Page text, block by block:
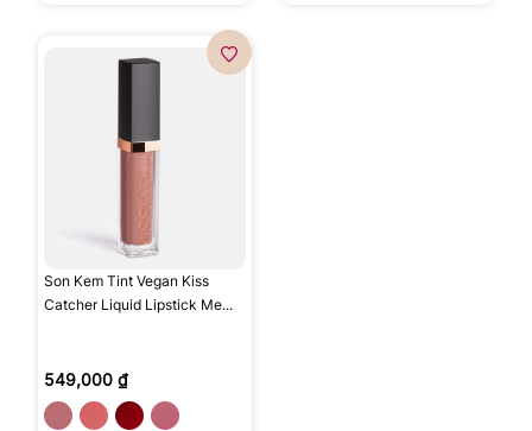
Son Kem Tint Vegan Kiss
Catcher Liquid Lipstick Me...
549,000 ₫